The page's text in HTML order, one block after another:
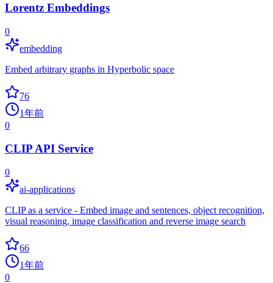
Lorentz Embeddings
0
embedding
Embed arbitrary graphs in Hyperbolic space
76
1年前
0
CLIP API Service
0
ai-applications
CLIP as a service - Embed image and sentences, object recognition,
visual reasoning, image classification and reverse image search
66
1年前
0